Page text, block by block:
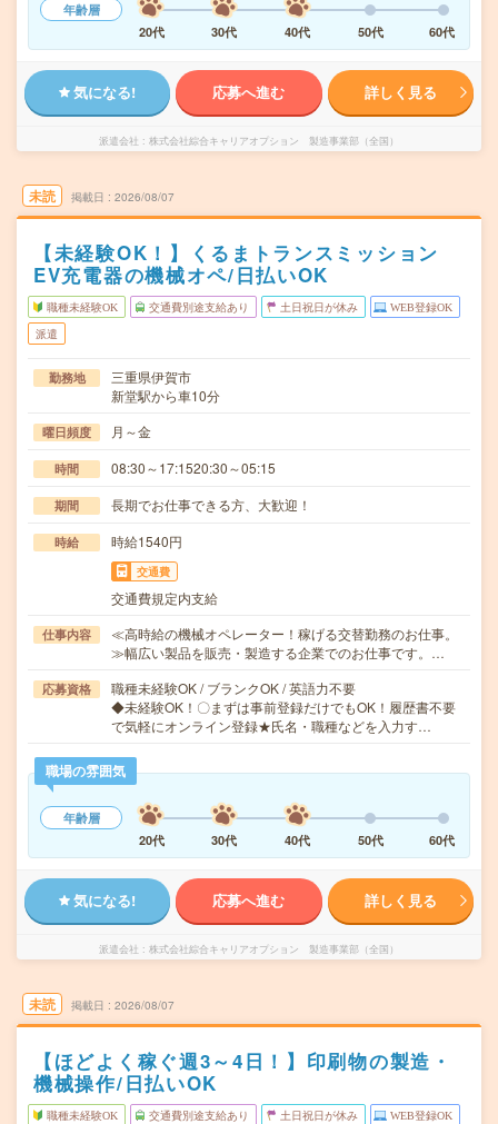
年齢層
20代
30代 40代 50代 60代
気になる! 応募へ進む 詳しく見る
派遣会社 株式会社綜合キャリアオプション 製造事業部（全国）
未読 掲載日 2026/08/07
【未経験OK！】くるまトランスミッション
EV充電器の機械オペ/日払いOK
職種未経験OK 交通費別途支給あり 土日祝日が休み WEB登録OK
派遣
勤務地
三重県伊賀市
新堂駅から車10分
曜日頻度 月～金
時間 08:30～17:1520:30～05:15
期間 長期でお仕事できる方、大歓迎！
時給 時給1540円
交通費
交通費規定内支給
仕事内容
≪高時給の機械オペレーター！稼げる交替勤務のお仕事。
≫幅広い製品を販売・製造する企業でのお仕事です。…
応募資格
職種未経験OK / ブランクOK / 英語力不要
◆未経験OK！〇まずは事前登録だけでもOK！履歴書不要
で気軽にオンライン登録★氏名・職種などを入力す…
職場の雰囲気
年齢層
20代
30代 40代 50代 60代
気になる! 応募へ進む 詳しく見る
派遣会社 株式会社綜合キャリアオプション 製造事業部（全国）
未読 掲載日 2026/08/07
【ほどよく稼ぐ週3～4日！】印刷物の製造・
機械操作/日払いOK
職種未経験OK 交通費別途支給あり 土日祝日が休み WEB登録OK